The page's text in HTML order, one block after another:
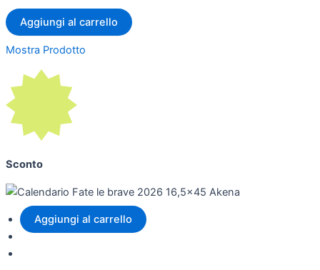
Aggiungi al carrello
Mostra Prodotto
Sconto
Aggiungi al carrello